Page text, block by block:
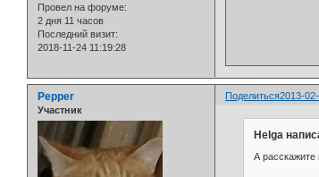
Провел на форуме:
2 дня 11 часов
Последний визит:
2018-11-24 11:19:28
Поделиться2013-
Pepper
Участник
Helga
А расскажите